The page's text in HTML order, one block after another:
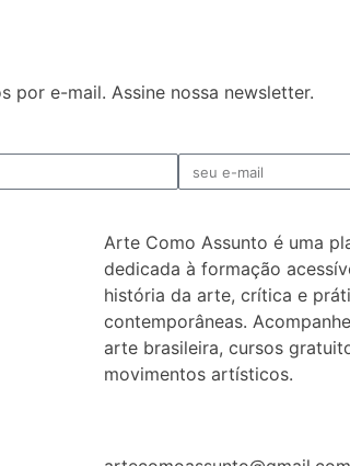
por e-mail. Assine nossa newsletter.
Arte Como Assunto é uma
dedicada à formação
história da arte, crítica e
contemporâneas.
arte brasileira, cursos
movimentos artísticos.